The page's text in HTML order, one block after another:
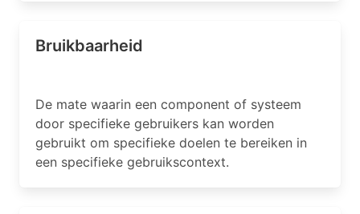
Bruikbaarheid
De mate waarin een component of systeem
door specifieke gebruikers kan worden
gebruikt om specifieke doelen te bereiken in
een specifieke gebruikscontext.